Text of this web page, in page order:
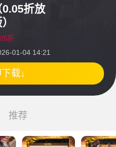
折放
折
01-04 14:21
载↓
推荐